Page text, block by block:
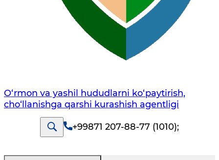
O‘rmon va yashil hududlarni ko‘paytirish,
cho‘llanishga qarshi kurashish agentligi
+99871 207-88-77 (1010);